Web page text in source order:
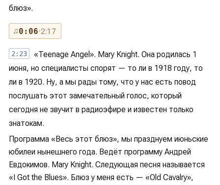
блюз».
♫0:06· 2:17
2:23
«Teenage Angel». Mary Knight. Она родилась 1
июня, но специалисты спорят — то ли в 1918 году, то
ли в 1920. Ну, а мы рады тому, что у нас есть повод
послушать этот замечательный голос, который
сегодня не звучит в радиоэфире и известен только
знатокам.
Программа «Весь этот блюз», мы празднуем июньские
юбилеи нынешнего года. Ведёт программу Андрей
Евдокимов. Mary Knight. Следующая песня называется
«I Got the Blues». Блюз у меня есть — «Old Cavalry»,